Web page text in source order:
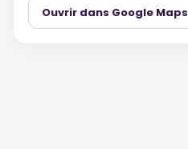
Ouvrir dans Google Maps